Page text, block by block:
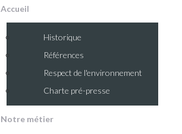
Accueil
Historique
Références
Respect de l'environnement
Charte pré-presse
Notre métier